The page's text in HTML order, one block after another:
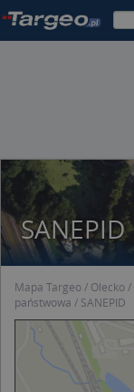
SANEPID
Mapa Targeo Olecko
państwowa
SANEPID